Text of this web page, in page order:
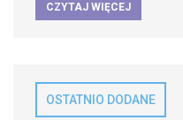
CZYTAJ WIĘCEJ
OSTATNIO DODANE